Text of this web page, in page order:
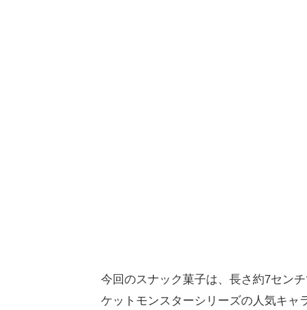
今回のスナック菓子は、長さ約7セン
ケットモンスターシリーズの人気キャ